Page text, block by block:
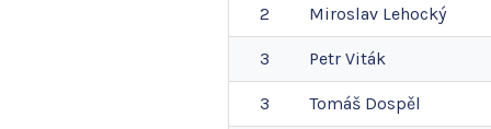
2 Miroslav Lehocký
3 Petr Viták
3 Tomáš Dospěl